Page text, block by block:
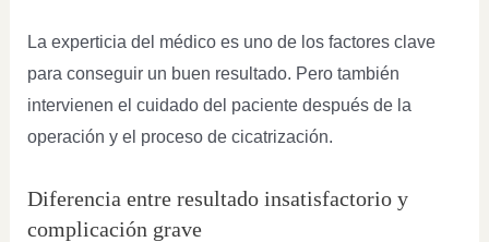
La experticia del médico es uno de los factores clave
para conseguir un buen resultado. Pero también
intervienen el cuidado del paciente después de la
operación y el proceso de cicatrización.
Diferencia entre resultado insatisfactorio y
complicación grave